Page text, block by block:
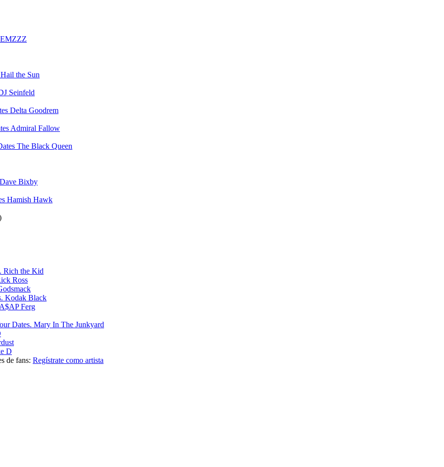
Hail the Sun
Seinfeld
Delta Goodrem
Admiral Fallow
The Black Queen
Dave Bixby
Hamish Hawk
Rich the Kid
Ross
Kodak Black
A$AP Ferg
Mary In The Junkyard
D
de fans: Regístrate como artista